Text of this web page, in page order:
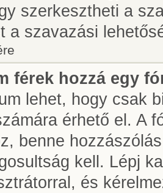
szerkesztheti a
a szavazási
férek hozzá egy
lehet, hogy csak
érhető el. A
benne
kell. Lépj
és